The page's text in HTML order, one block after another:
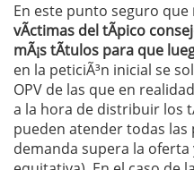
En este punto seguro que
vÃ­ctimas del tÃ­pico
mÃ¡s tÃ­tulos para que
en la peticiÃ³n inicial se
OPV de las que en
a la hora de distribuir los
pueden atender todas las
demanda supera la